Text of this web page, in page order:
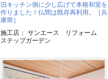
旧キッチン側に少し広げて本格和室を
作りました！仏間は既存再利用。［兵
庫県］
施工店： サンエース リフォーム
ステップガーデン